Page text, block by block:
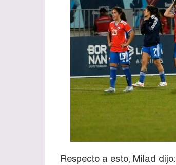
Respecto a esto, Milad dijo: